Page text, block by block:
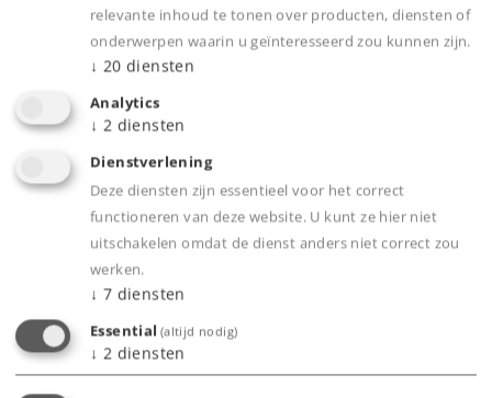
Product
Productinfo
Bijbehorende producten
relevante inhoud te tonen over producten, diensten of
onderwerpen waarin u geïnteresseerd zou kunnen zijn.
↓ 20 diensten
Analytics
↓ 2 diensten
Dienstverlening
Deze diensten zijn essentieel voor het correct
functioneren van deze website. U kunt ze hier niet
uitschakelen omdat de dienst anders niet correct zou
werken.
↓ 7 diensten
Essential (altijd nodig)
↓ 2 diensten